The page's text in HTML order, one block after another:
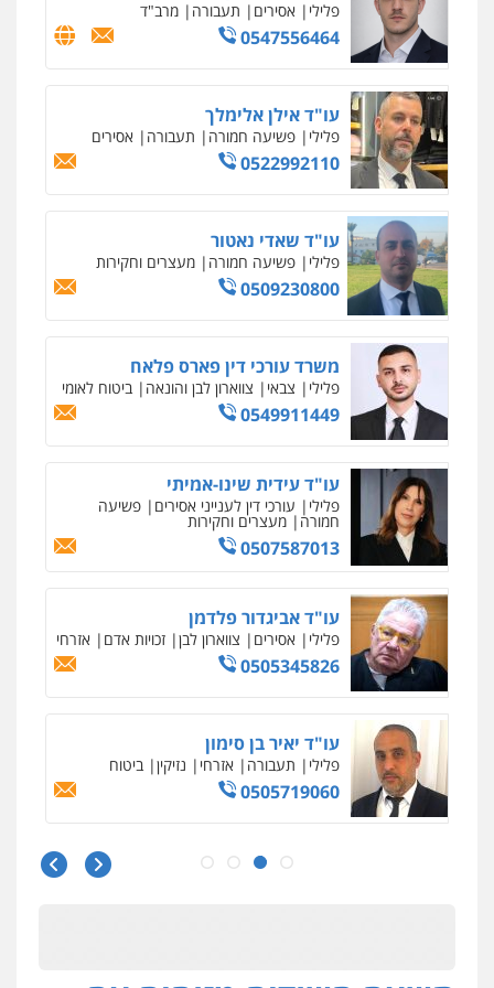
פלילי כלכלי פשיעה חמורה נוער
0505555110
עו"ד משה פלמור
פלילי כלכלי צווארון לבן עורכי דין לענייני
אסירים
0549732303
סלימאן אבו שעירה – משרד עורכי דין
פלילי בטחוני צבאי נזיקין
0547780927
עו"ד אסף גונן
פלילי פשע חמור תעבורה צבא מעצרים
וחקירות
0542255161
גל דהן – משרד עורך דין פלילי
פלילי פשיעה חמורה סמים מעצרים
וחקירות
0544723840
עו"ד ראוף נג'אר
פלילי עורכי דין לענייני אסירים מעצרים
סמים רכוש
0548009246
עו"ד אלון ארז
פלילי צבאי סמים אלימות במשפחה
לבן
0507368203
שחר לדובסקי, עו"ד
עבירות המתה עורכי